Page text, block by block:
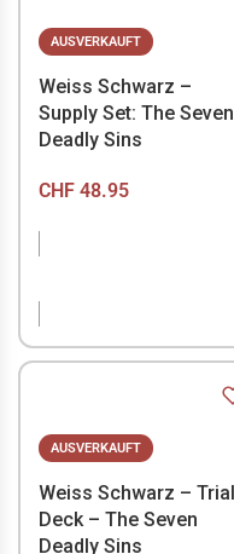
AUSVERKAUFT
Weiss Schwarz –
Supply Set: The Seven
Deadly Sins
CHF 48.95
AUSVERKAUFT
Weiss Schwarz – Trial
Deck – The Seven
Deadly Sins